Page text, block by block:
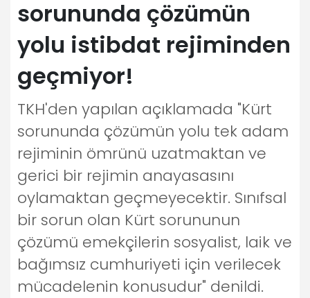
sorununda çözümün
yolu istibdat rejiminden
geçmiyor!
TKH'den yapılan açıklamada "Kürt
sorununda çözümün yolu tek adam
rejiminin ömrünü uzatmaktan ve
gerici bir rejimin anayasasını
oylamaktan geçmeyecektir. Sınıfsal
bir sorun olan Kürt sorununun
çözümü emekçilerin sosyalist, laik ve
bağımsız cumhuriyeti için verilecek
mücadelenin konusudur" denildi.